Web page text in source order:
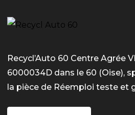
Recycl’Auto 60 Centre Agrée
6000034D dans le 60 (Oise),
la pièce de Réemploi teste et